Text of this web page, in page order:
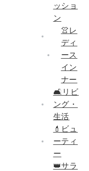
ッショ
ン
👚レ
ディ
ース
イン
ナー
🛋リビ
ング・
生活
💄ビュ
ーティ
ー
👑サラ